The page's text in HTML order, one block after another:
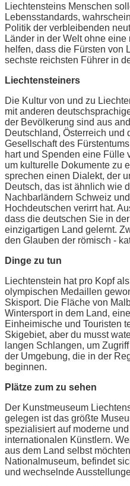
Liechtensteins Menschen
Lebensstandards,
Politik der verbleibenden
Länder in der Welt ohne
helfen, dass die Fürsten von
sechste reichsten Führer in
Liechtensteiners
Die Kultur von und zu
mit anderen
der Bevölkerung sind aus
Deutschland, Österreich
Gesellschaft des
hart und Spenden eine Fülle
um kulturelle Dokumente zu
sprechen einen Dialekt, der
Deutsch, das ist ähnlich wie
Nachbarländern Schweiz
Hochdeutschen verirrt hat.
dass die deutschen Sie in
einzigartigen Land gelernt.
den Glauben der römisch -
Dinge zu tun
Liechtenstein hat pro Kopf
olympischen Medaillen
Skisport. Die Fläche von
Wintersport in dem Land,
Einheimische und Touristen
Skigebiet, aber du musst
langen Schlangen, um
der Umgebung, die in der
beginnen.
Plätze zum zu sehen
Der Kunstmeuseum
gelegen ist das größte
spezialisiert auf moderne
internationalen Künstlern.
aus dem Land selbst
Nationalmuseum, befindet
und wechselnde